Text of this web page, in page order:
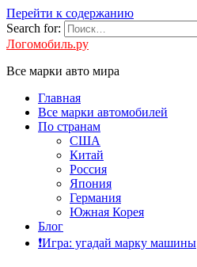
Перейти к содержанию
Search for:
Логомобиль.ру
Все марки авто мира
Главная
Все марки автомобилей
По странам
США
Китай
Россия
Япония
Германия
Южная Корея
Блог
❗️Игра: угадай марку машины